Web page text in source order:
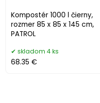
Kompostér 1000 l čierny,
rozmer 85 x 85 x 145 cm,
PATROL
skladom 4 ks
68.35 €